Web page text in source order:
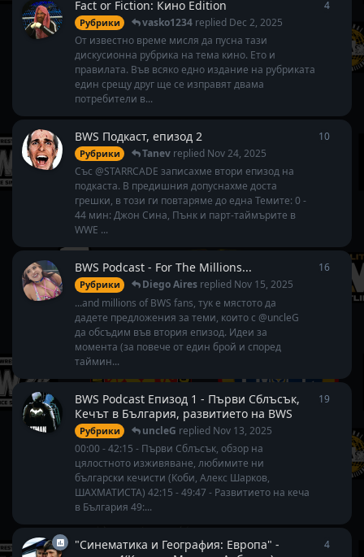
Fact or Fiction: Кино Edition
Рубрики vasko1234 replied Dec 2, 2025
От известно време мисля да пусна тази
дискусионна рубрика на тема кино. Ето и
правилата. Във всяко едно издание на рубриката
един срещу друг ще се изправят двама
потребители в...
4
BWS Подкаст, епизод 2
Рубрики Tanev replied Nov 24, 2025
Със @STARRCADE записахме втори епизод на
подкаста. В предишния допуснахме доста
грешки, в този ги повтаряме до една Темите: 0 -
44 мин: Джон Сина, Пънк и парт-таймърите в
WWE ...
10
BWS Podcast - For The Millions...
Рубрики Diego Aires replied Nov 15, 2025
...and millions of BWS fans, тук е мястото да
дадете предложения за теми, които с @uncleG
да обсъдим във втория епизод. Идеи за
момента (за повече от един брой и според
таймин...
16
BWS Podcast Епизод 1 - Първи Сблъсък,
Кечът в България, развитието на BWS
Рубрики uncleG replied Nov 13, 2025
00:00 - 42:15 - Първи Сблъсък, обзор на
цялостното изживяване, любимите ни
български кечисти (Коби, Алекс Шарков,
ШАХМАТИСТА) 42:15 - 49:47 - Развитието на кеча
в България 49:...
19
"Синематика и География: Европа" -
4